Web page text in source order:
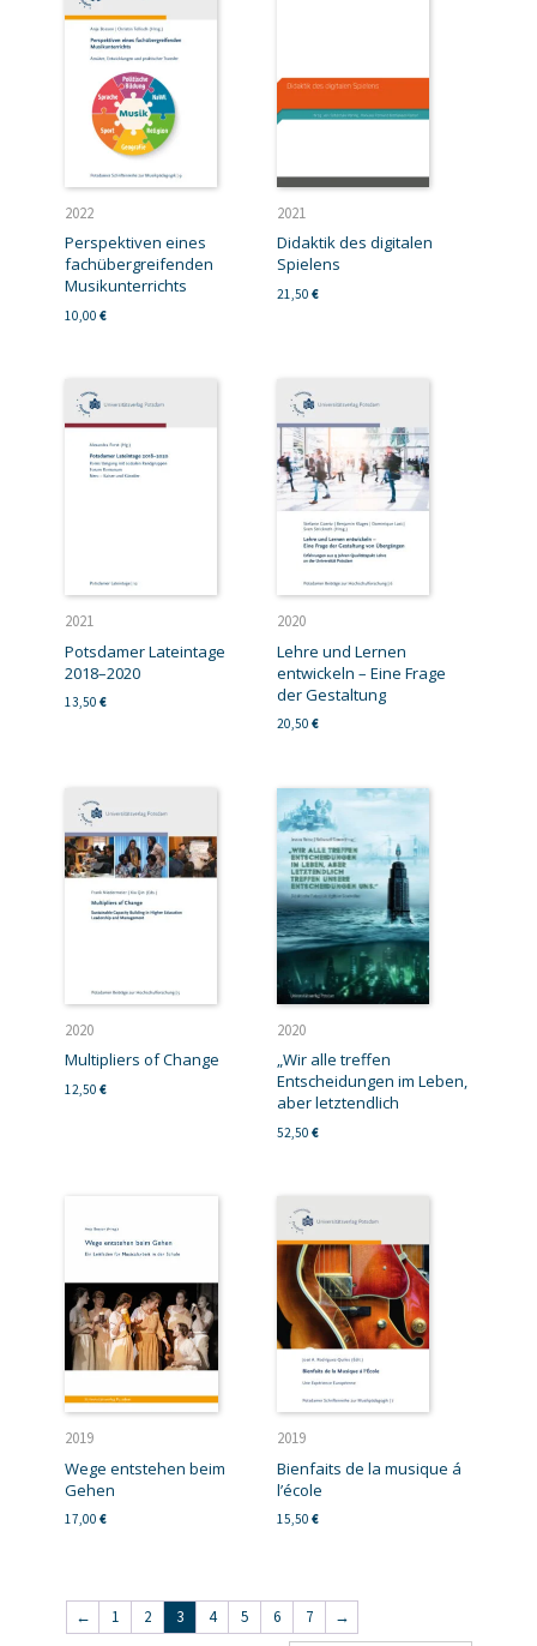
2022
Perspektiven eines
fachübergreifenden
Musikunterrichts
10,00 €
2021
Didaktik des digitalen
Spielens
21,50 €
2021
Potsdamer Lateintage
2018–2020
13,50 €
2020
Lehre und Lernen
entwickeln – Eine Frage
der Gestaltung
20,50 €
2020
Multipliers of Change
12,50 €
2020
„Wir alle treffen
Entscheidungen im Leben,
aber letztendlich
52,50 €
2019
Wege entstehen beim
Gehen
17,00 €
2019
Bienfaits de la musique á
l’école
15,50 €
← 1 2 3 4 5 6 7 →